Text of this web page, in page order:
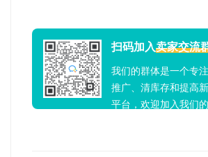
扫码加入卖家交流
我们的群体是一个专
推广、清库存和提高
平台，欢迎加入我们